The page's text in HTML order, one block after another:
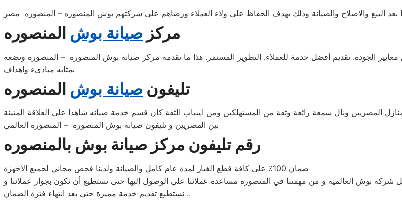
بعد البيع والاصلاح والصيانة وذلك بهدف الحفاظ على ولاء العملاء ورضاهم على شركتهم بوش المنصوره – المنصوره مصر
مركز صيانة بوش المنصوره
معايير الجودة. تقديم أفضل خدمة للعملاء. التطوير المستمر. هذا ما تقدمه مركز صيانة بوش المنصوره – المنصوره وتضعه
بمثابه مبادىء واهداف
تليفون صيانة بوش المنصوره
المصريين ونال سمعة رائعة وثقة من المستهلكين ومن اسباب الثقة كان قسم خدمة صيانه شاهدا على العلاقة المتينة
بين المصريين و تليفون صيانة بوش المنصوره – المنصوره العالمي
رقم تليفون مركز صيانة بوش بالمنصوره
ضمان 100٪ على كافة قطع الغيار لمدة عام كامل والصيانة ولدينا فحص مجاني لجميع الاجهزة
بوش العالمية و من مهمتنا في المنصوره مساعدة عملائنا علي الوصول إليها حتى نستطيع أن نكون بجوار عملائنا و
نستطيع تقديم خدمة مميزة حتي بعد انتهاء فترة الضمان ..